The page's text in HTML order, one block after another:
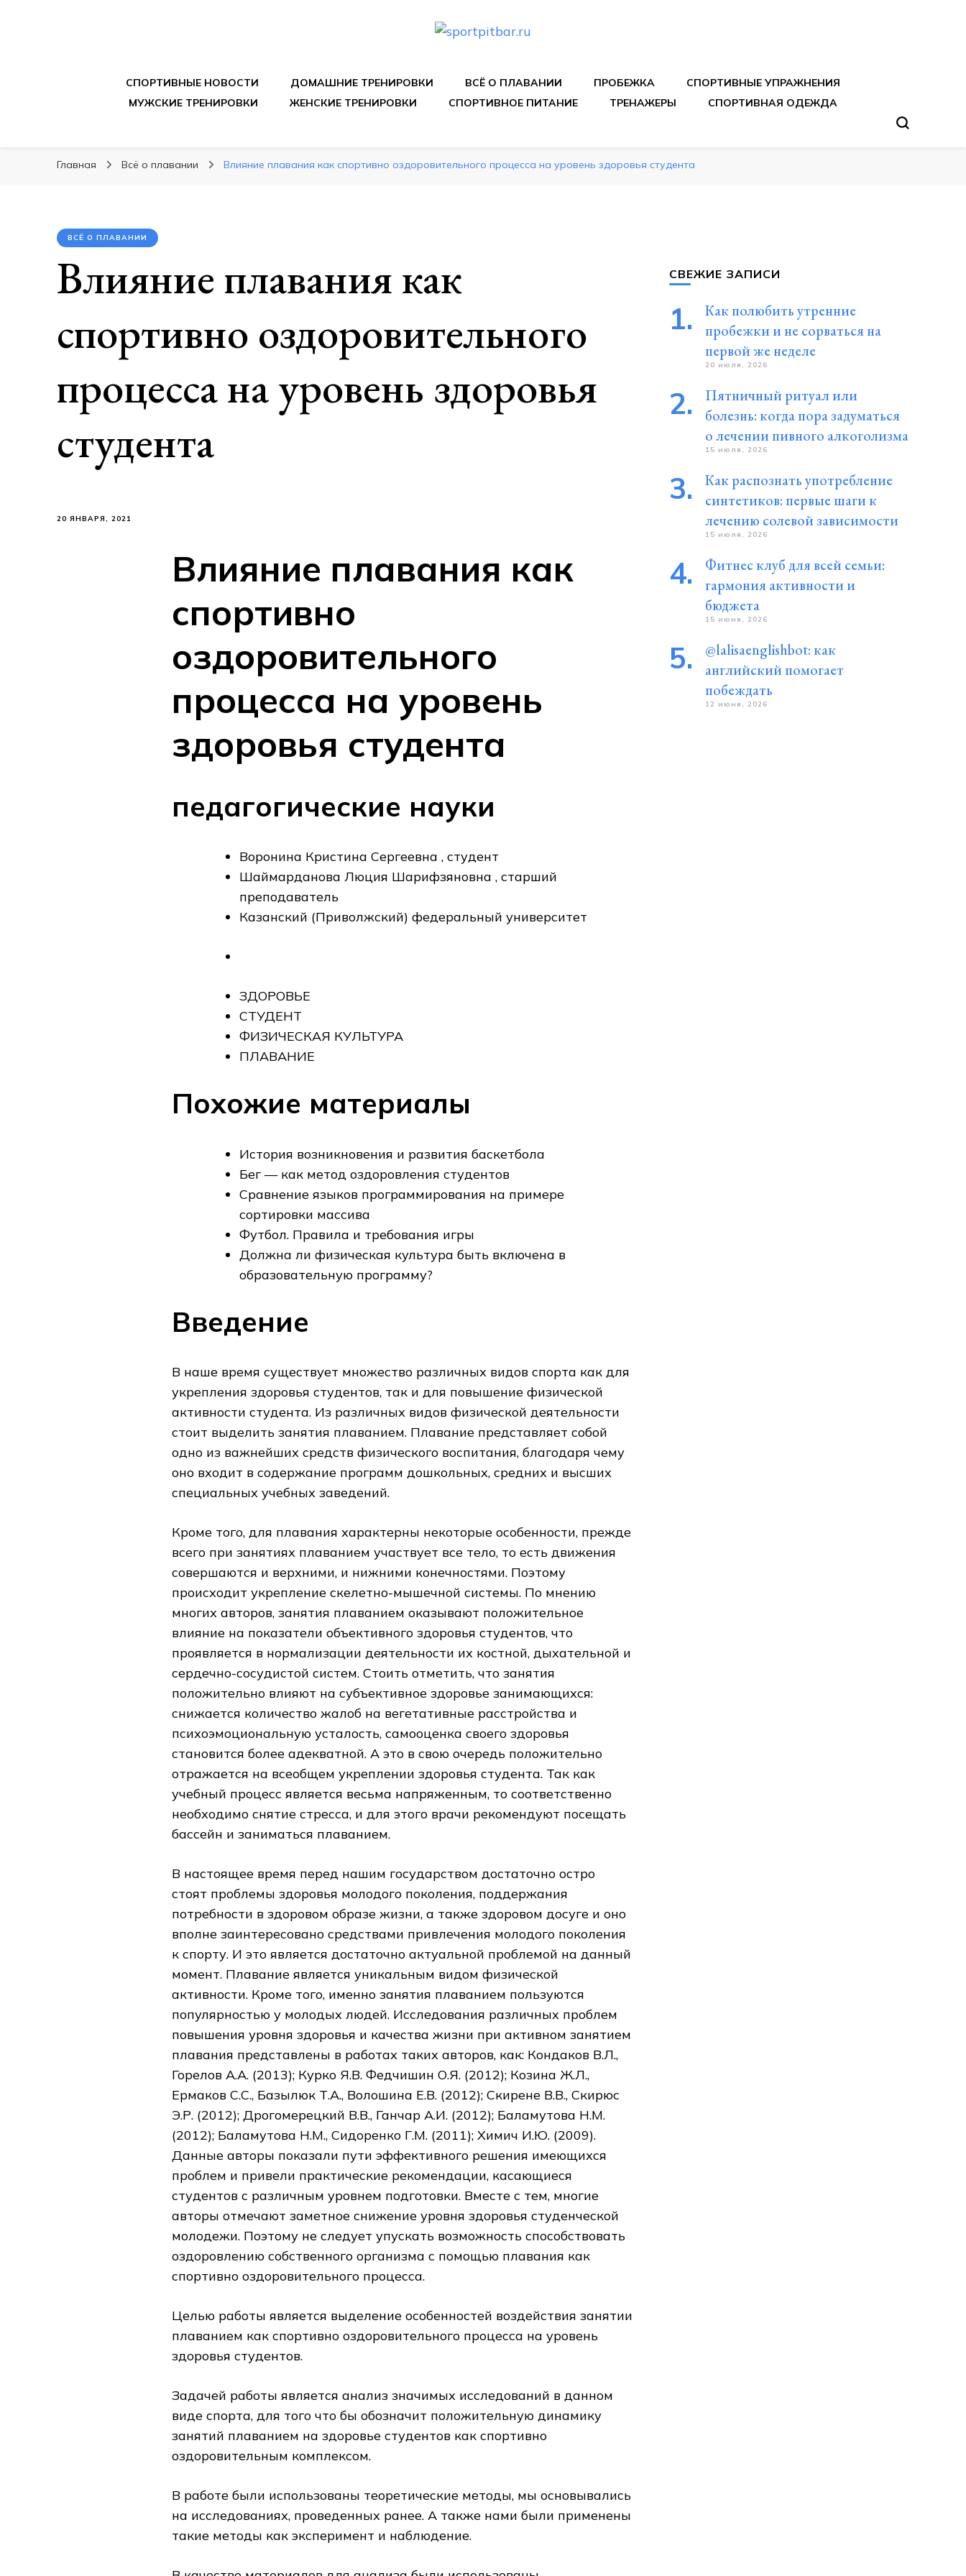
СПОРТИВНЫЕ НОВОСТИ ДОМАШНИЕ ТРЕНИРОВКИ ВСЁ О ПЛАВАНИИ ПРОБЕЖКА
СПОРТИВНЫЕ УПРАЖНЕНИЯ
МУЖСКИЕ ТРЕНИРОВКИ
ЖЕНСКИЕ ТРЕНИРОВКИ СПОРТИВНОЕ ПИТАНИЕ ТРЕНАЖЕРЫ СПОРТИВНАЯ ОДЕЖДА
Главная Всё о плавании Влияние плавания как спортивно оздоровительного процесса на уровень здоровья студента
ВСЁ О ПЛАВАНИИ
Влияние плавания как
спортивно оздоровительного
процесса на уровень здоровья
студента
20 ЯНВАРЯ, 2021
Влияние плавания как
спортивно
оздоровительного
процесса на уровень
здоровья студента
педагогические науки
Воронина Кристина Сергеевна , студент
Шаймарданова Люция Шарифзяновна , старший
преподаватель
Казанский (Приволжский) федеральный университет
ЗДОРОВЬЕ
СТУДЕНТ
ФИЗИЧЕСКАЯ КУЛЬТУРА
ПЛАВАНИЕ
Похожие материалы
История возникновения и развития баскетбола
Бег — как метод оздоровления студентов
Сравнение языков программирования на примере
сортировки массива
Футбол. Правила и требования игры
Должна ли физическая культура быть включена в
образовательную программу?
Введение
В наше время существует множество различных видов спорта как для
укрепления здоровья студентов, так и для повышение физической
активности студента. Из различных видов физической деятельности
стоит выделить занятия плаванием. Плавание представляет собой
одно из важнейших средств физического воспитания, благодаря чему
оно входит в содержание программ дошкольных, средних и высших
специальных учебных заведений.
Кроме того, для плавания характерны некоторые особенности, прежде
всего при занятиях плаванием участвует все тело, то есть движения
совершаются и верхними, и нижними конечностями. Поэтому
происходит укрепление скелетно-мышечной системы. По мнению
многих авторов, занятия плаванием оказывают положительное
влияние на показатели объективного здоровья студентов, что
проявляется в нормализации деятельности их костной, дыхательной и
сердечно-сосудистой систем. Стоить отметить, что занятия
положительно влияют на субъективное здоровье занимающихся:
снижается количество жалоб на вегетативные расстройства и
психоэмоциональную усталость, самооценка своего здоровья
становится более адекватной. А это в свою очередь положительно
отражается на всеобщем укреплении здоровья студента. Так как
учебный процесс является весьма напряженным, то соответственно
необходимо снятие стресса, и для этого врачи рекомендуют посещать
бассейн и заниматься плаванием.
В настоящее время перед нашим государством достаточно остро
стоят проблемы здоровья молодого поколения, поддержания
потребности в здоровом образе жизни, а также здоровом досуге и оно
вполне заинтересовано средствами привлечения молодого поколения
к спорту. И это является достаточно актуальной проблемой на данный
момент. Плавание является уникальным видом физической
активности. Кроме того, именно занятия плаванием пользуются
популярностью у молодых людей. Исследования различных проблем
повышения уровня здоровья и качества жизни при активном занятием
плавания представлены в работах таких авторов, как: Кондаков В.Л.,
Горелов А.А. (2013); Курко Я.В. Федчишин О.Я. (2012); Козина Ж.Л.,
Ермаков С.С., Базылюк Т.А., Волошина Е.В. (2012); Скирене В.В., Скирюс
Э.Р. (2012); Дрогомерецкий В.В., Ганчар А.И. (2012); Баламутова Н.М.
(2012); Баламутова Н.М., Сидоренко Г.М. (2011); Химич И.Ю. (2009).
Данные авторы показали пути эффективного решения имеющихся
проблем и привели практические рекомендации, касающиеся
студентов с различным уровнем подготовки. Вместе с тем, многие
авторы отмечают заметное снижение уровня здоровья студенческой
молодежи. Поэтому не следует упускать возможность способствовать
оздоровлению собственного организма с помощью плавания как
спортивно оздоровительного процесса.
Целью работы является выделение особенностей воздействия занятии
плаванием как спортивно оздоровительного процесса на уровень
здоровья студентов.
Задачей работы является анализ значимых исследований в данном
виде спорта, для того что бы обозначит положительную динамику
занятий плаванием на здоровье студентов как спортивно
оздоровительным комплексом.
В работе были использованы теоретические методы, мы основывались
на исследованиях, проведенных ранее. А также нами были применены
такие методы как эксперимент и наблюдение.
СВЕЖИЕ ЗАПИСИ
Как полюбить утренние
пробежки и не сорваться на
первой же неделе
20 июля, 2026
Пятничный ритуал или
болезнь: когда пора задуматься
о лечении пивного алкоголизма
15 июля, 2026
Как распознать употребление
синтетиков: первые шаги к
лечению солевой зависимости
15 июля, 2026
Фитнес клуб для всей семьи:
гармония активности и
бюджета
15 июня, 2026
@lalisaenglishbot: как
английский помогает
побеждать
12 июня, 2026